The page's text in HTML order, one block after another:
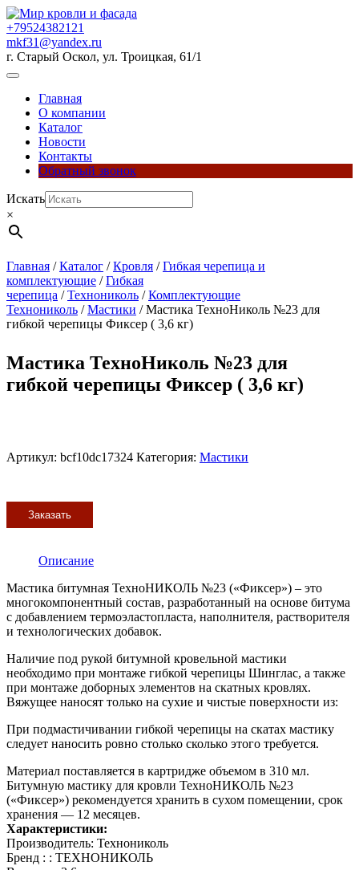
Перейти
к
содержимому
+79524382121
mkf31@yandex.ru
г. Старый Оскол, ул. Троицкая, 61/1
Кнопка
ОткрытьГлавная
О компании
Каталог
Новости
Контакты
Обратный звонок
Кнопка
Закрыть
Искать
×
Главная /Каталог /Кровля /Гибкая черепица и
комплектующие /Гибкая
черепица /Технониколь /Комплектующие
Технониколь /Мастики / Мастика ТехноНиколь №23 для
гибкой черепицы Фиксер ( 3,6 кг)
Мастика ТехноНиколь №23 для
гибкой черепицы Фиксер ( 3,6 кг)
Артикул: bcf10dc17324 Категория: Мастики
Заказать
Описание
Мастика битумная ТехноНИКОЛЬ №23 («Фиксер») – это
многокомпонентный состав, разработанный на основе битума
с добавлением термоэластопласта, наполнителя, растворителя
и технологических добавок.
Наличие под рукой битумной кровельной мастики
необходимо при монтаже гибкой черепицы Шинглас, а также
при монтаже доборных элементов на скатных кровлях.
Вяжущее наносят только на сухие и чистые поверхности из:
При подмастичивании гибкой черепицы на скатах мастику
следует наносить ровно столько сколько этого требуется.
Материал поставляется в картридже объемом в 310 мл.
Битумную мастику для кровли ТехноНИКОЛЬ №23
(«Фиксер») рекомендуется хранить в сухом помещении, срок
хранения — 12 месяцев.
Характеристики:
Производитель: Технониколь
Бренд : : ТЕХНОНИКОЛЬ